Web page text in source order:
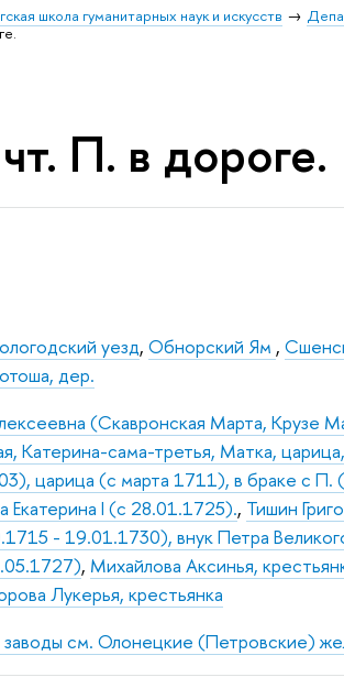
школа гуманитарных наук и искусств
П. в дороге.
уезд,Обнорский Ям ,
дер.
(Скавронская Марта, Крузе
Катерина-сама-третья, Матка,
царица (с марта 1711), в браке с
Екатерина I (с 28.01.1725)., Тишин
- 19.01.1730), внук Петра
, Михайлова Аксинья,
Лукерья, крестьянка
см. Олонецкие (Петровские)